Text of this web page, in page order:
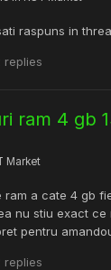
raspuns in
replies
ram 4 gb
Market
a cate 4 gb
nu stiu exact ce
pentru
replies